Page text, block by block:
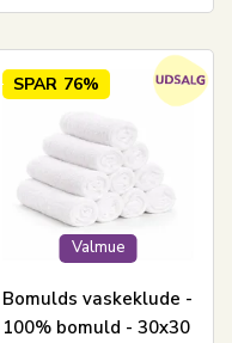
Valmue
SPAR 76%
Bomulds vaskeklude -
100% bomuld - 30x30